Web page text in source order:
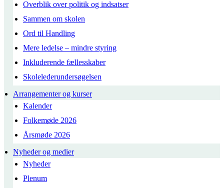
Overblik over politik og indsatser
Sammen om skolen
Ord til Handling
Mere ledelse – mindre styring
Inkluderende fællesskaber
Skolelederundersøgelsen
Arrangementer og kurser
Kalender
Folkemøde 2026
Årsmøde 2026
Nyheder og medier
Nyheder
Plenum